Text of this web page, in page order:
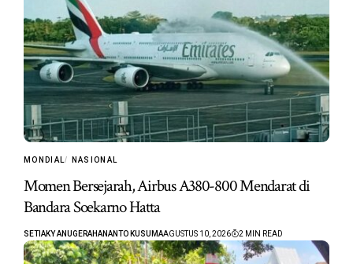
MONDIAL NASIONAL
Momen Bersejarah, Airbus A380-800 Mendarat di
Bandara Soekarno Hatta
SETIAKY ANUGERAHANANTO KUSUMAAGUSTUS 10, 2026 2 MIN READ